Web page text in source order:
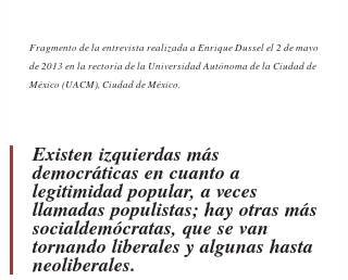
Fragmento de la entrevista realizada a Enrique Dussel el 2 de mayo
de 2013 en la rectoría de la Universidad Autónoma de la Ciudad de
México (UACM), Ciudad de México.
Existen izquierdas más
democráticas en cuanto a
legitimidad popular, a veces
llamadas populistas; hay otras más
socialdemócratas, que se van
tornando liberales y algunas hasta
neoliberales.